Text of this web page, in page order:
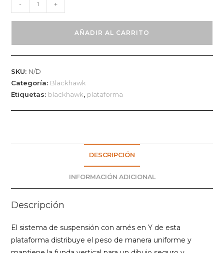
Tactica
- +
AÑADIR AL CARRITO
SKU: N/D
Categoría: Blackhawk
Etiquetas: blackhawk, plataforma
DESCRIPCIÓN
INFORMACIÓN ADICIONAL
Descripción
El sistema de suspensión con arnés en Y de esta
plataforma distribuye el peso de manera uniforme y